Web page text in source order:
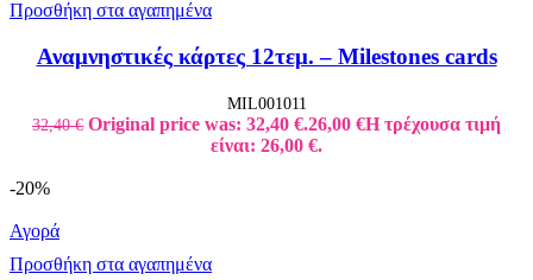
Προσθήκη στα αγαπημένα
Αναμνηστικές κάρτες 12τεμ. – Milestones cards
MIL001011
32,40€ Original price was: 32,40 €.26,00 €Η τρέχουσα τιμή
είναι: 26,00 €.
-20%
Αγορά
Προσθήκη στα αγαπημένα